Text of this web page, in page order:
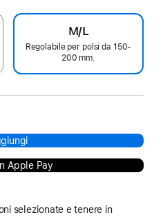
M/L
Regolabile per polsi da 150-
200 mm.
Apple Pay
selezionate e tenere in